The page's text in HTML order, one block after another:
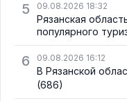
5 09.08.2026 18:32
Рязанская
популярного
6 09.08.2026 16:12
В Рязанской
(686)